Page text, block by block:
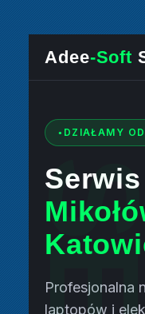
Adee-Soft
DZIAŁAMY
Profesjonalna
laptopów i